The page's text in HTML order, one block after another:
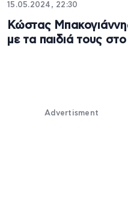
15.05.2024, 22:30
Κώστας
με τα παιδιά τους
Advertisment